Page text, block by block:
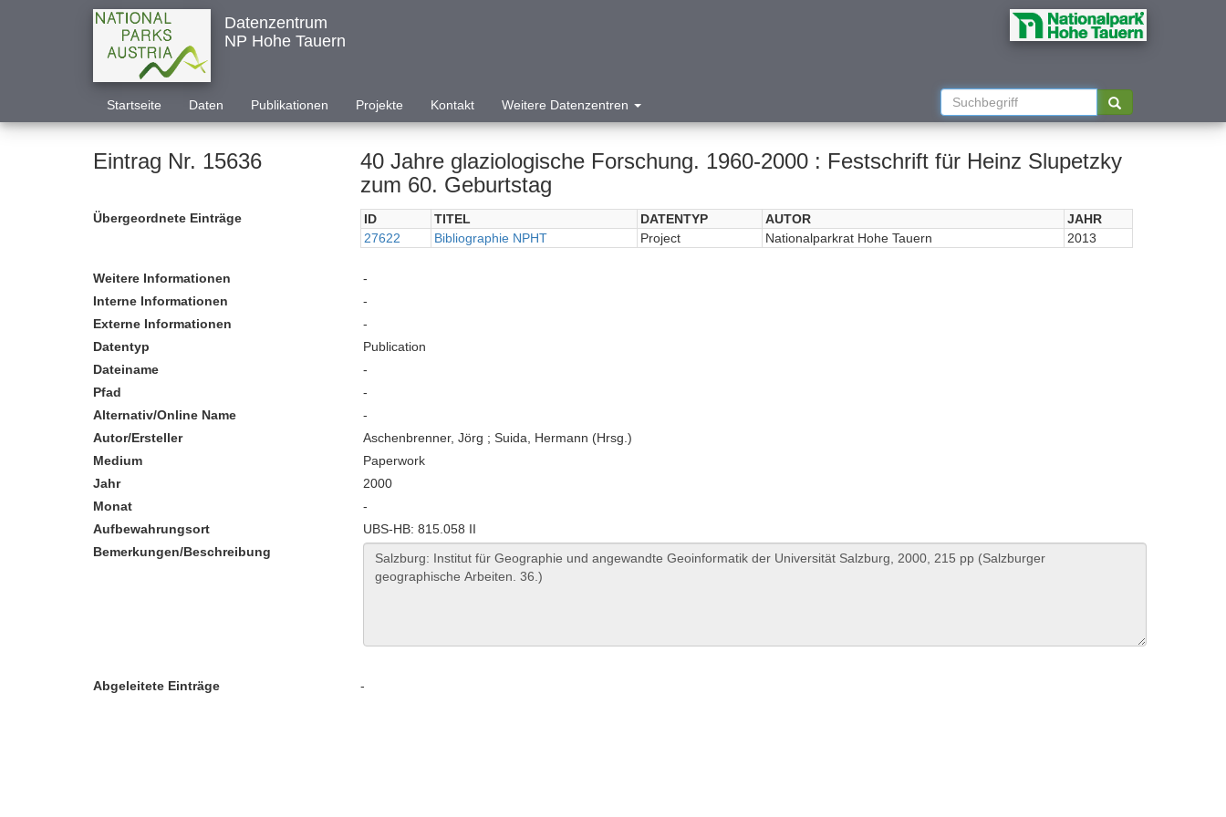
Datenzentrum
NP Hohe Tauern
Startseite Daten Publikationen Projekte Kontakt Weitere Datenzentren
Eintrag Nr. 15636
40 Jahre glaziologische Forschung. 1960-2000 : Festschrift für Heinz Slupetzky
zum 60. Geburtstag
Übergeordnete Einträge ID TITEL DATENTYP AUTOR
JAHR
27622
Bibliographie NPHT Project Nationalparkrat Hohe Tauern 2013
Weitere Informationen
-
Interne Informationen
-
Externe Informationen
-
Datentyp
Publication
Dateiname
-
Pfad
-
Alternativ/Online Name
-
Autor/Ersteller
Aschenbrenner, Jörg ; Suida, Hermann (Hrsg.)
Medium
Paperwork
Jahr
2000
Monat
-
Aufbewahrungsort
UBS-HB: 815.058 II
Bemerkungen/Beschreibung
Abgeleitete Einträge -